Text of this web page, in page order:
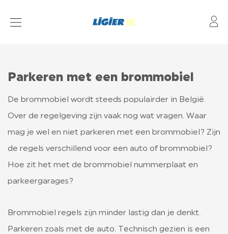
ONDERHOUD
VERZEKERING
WETGEVING
Parkeren met een brommobiel
De brommobiel wordt steeds populairder in België.
Over de regelgeving zijn vaak nog wat vragen. Waar
mag je wel en niet parkeren met een brommobiel? Zijn
de regels verschillend voor een auto of brommobiel?
Hoe zit het met de brommobiel nummerplaat en
parkeergarages?
Brommobiel regels zijn minder lastig dan je denkt.
Parkeren zoals met de auto. Technisch gezien is een